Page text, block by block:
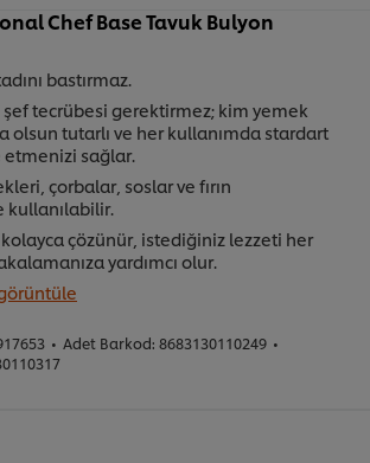
Chef Base Tavuk Bulyon
bastırmaz.
şef tecrübesi gerektirmez; kim yemek
olsun tutarlı ve her kullanımda stardart
etmenizi sağlar.
çorbalar, soslar ve fırın
kullanılabilir.
çözünür, istediğiniz lezzeti her
yardımcı olur.
• Adet Barkod: 8683130110249 •